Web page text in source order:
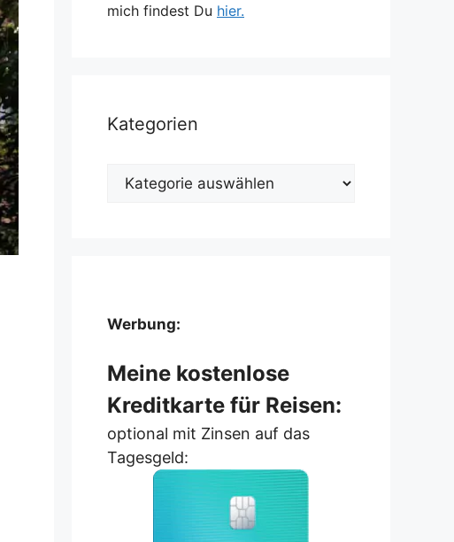
mich findest Du hier.
Kategorien
Kategorien
Werbung:
Meine kostenlose
Kreditkarte für Reisen:
optional mit Zinsen auf das
Tagesgeld: